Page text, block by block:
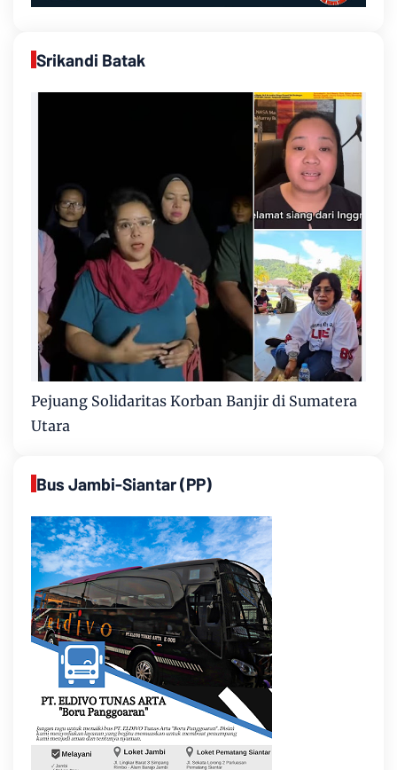
Srikandi Batak
Pejuang Solidaritas Korban Banjir di Sumatera
Utara
Bus Jambi-Siantar (PP)